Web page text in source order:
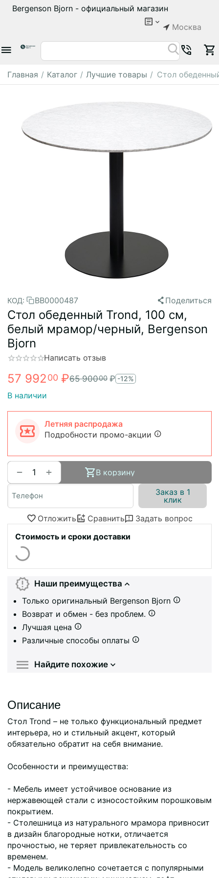
Bergenson Bjorn - официальный магазин
Москва
Главная / Каталог / Лучшие товары / Стол
КОД: BB0000487 Поделиться
Стол обеденный Trond, 100 см,
белый мрамор/черный, Bergenson
Bjorn
Написать отзыв
57 99200 ₽65 90000 ₽ -12%
В наличии
Летняя распродажа
Подробности промо-акции
+
−
В корзину
Заказ в 1
клик
Отложить
Сравнить
Задать вопрос
Стоимость и сроки доставки
Наши преимущества
Только оригинальный Bergenson Bjorn
Возврат и обмен - без проблем.
Лучшая цена
Различные способы оплаты
Найдите похожие
Описание
Стол Trond – не только функциональный предмет
интерьера, но и стильный акцент, который
обязательно обратит на себя внимание.
Особенности и преимущества:
- Мебель имеет устойчивое основание из
нержавеющей стали с износостойким порошковым
покрытием.
- Столешница из натурального мрамора привносит
в дизайн благородные нотки, отличается
прочностью, не теряет привлекательность со
временем.
- Модель великолепно сочетается с популярными